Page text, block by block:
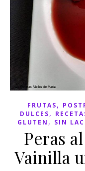
FRUTAS,
DULCES,
GLUTEN , SIN
Peras
Vainilla